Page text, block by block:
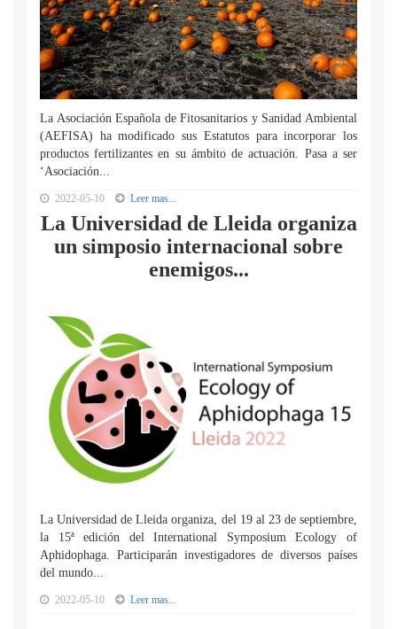
La Asociación Española de Fitosanitarios y Sanidad Ambiental
(AEFISA) ha modificado sus Estatutos para incorporar los
productos fertilizantes en su ámbito de actuación. Pasa a ser
‘Asociación...
2022-05-10 Leer mas...
La Universidad de Lleida organiza
un simposio internacional sobre
enemigos...
La Universidad de Lleida organiza, del 19 al 23 de septiembre,
la 15ª edición del International Symposium Ecology of
Aphidophaga. Participarán investigadores de diversos países
del mundo...
2022-05-10 Leer mas...